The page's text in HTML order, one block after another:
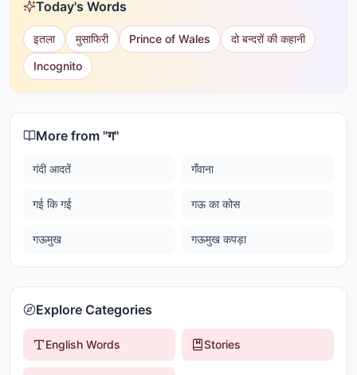
Today's Words
इतला मुसाफिरी Prince of Wales
दो बन्दरों की कहानी
Incognito
More from "ग"
गंदी आदतें गँवाना
गई कि गई गऊ का कोस
गऊमुख गऊमुख कपड़ा
Explore Categories
English Words Stories